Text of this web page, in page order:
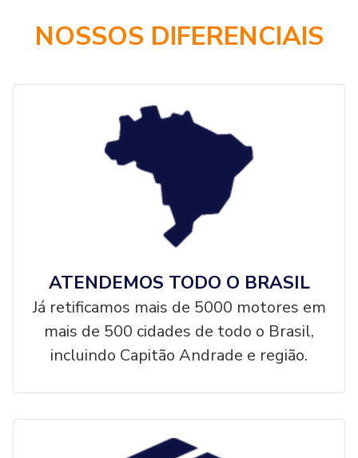
NOSSOS DIFERENCIAIS
ATENDEMOS TODO O BRASIL
Já retificamos mais de 5000 motores em
mais de 500 cidades de todo o Brasil,
incluindo Capitão Andrade e região.